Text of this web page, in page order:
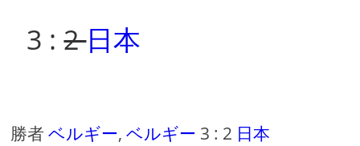
3 :2日本
勝者ベルギー,ベルギー 3 : 2 日本